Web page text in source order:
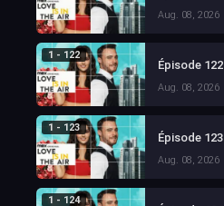
Aug. 08, 2026
1 - 122
Épisode 122
Aug. 08, 2026
1 - 123
Épisode 123
Aug. 08, 2026
1 - 124